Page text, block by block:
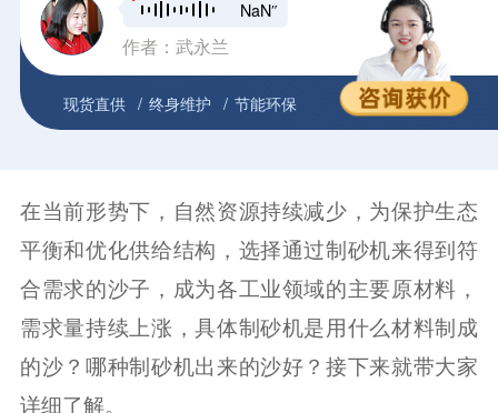
NaN″
作者：武永兰
现货直供 终身维护 节能环保
在当前形势下，自然资源持续减少，为保护生态
平衡和优化供给结构，选择通过制砂机来得到符
合需求的沙子，成为各工业领域的主要原材料，
需求量持续上涨，具体制砂机是用什么材料制成
的沙？哪种制砂机出来的沙好？接下来就带大家
详细了解。